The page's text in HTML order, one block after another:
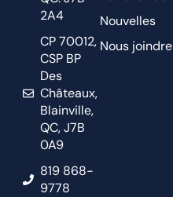
2A4
CP 70012,
CSP BP
Des
Châteaux,
Blainville,
QC, J7B
0A9
819 868-
9778
Nouvelles
Nous joindre